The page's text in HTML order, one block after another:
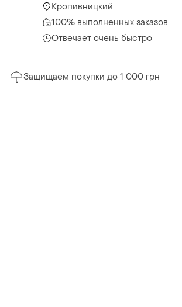
Кропивницкий
100% выполненных заказов
Отвечает очень быстро
Защищаем покупки до 1 000 грн